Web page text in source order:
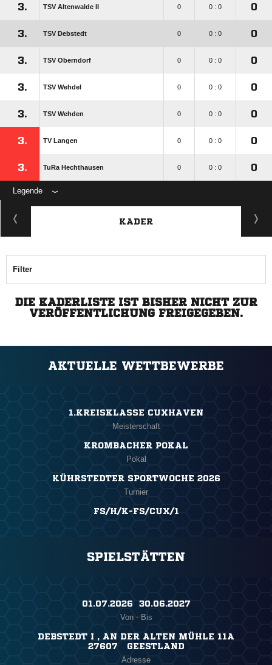
3. TSV Altenwalde II 0 0 : 0 0
3. TSV Debstedt 0 0 : 0 0
3. TSV Oberndorf 0 0 : 0 0
3. TSV Wehdel 0 0 : 0 0
3. TSV Wehden 0 0 : 0 0
3. TV Langen 0 0 : 0 0
3. TuRa Hechthausen 0 0 : 0 0
Legende
KADER
Filter
DIE KADERLISTE IST BISHER NICHT ZUR
VERÖFFENTLICHUNG FREIGEGEBEN.
AKTUELLE WETTBEWERBE
1.KREISKLASSE CUXHAVEN
Meisterschaft
KROMBACHER POKAL
Pokal
KÜHRSTEDTER SPORTWOCHE 2026
Turnier
FS/H/K-FS/CUX/1
SPIELSTÄTTEN
01.07.2026 ​ 30.06.2027
Von - Bis
DEBSTEDT I , AN DER ALTEN MÜHLE 11A
27607 GEESTLAND
Adresse